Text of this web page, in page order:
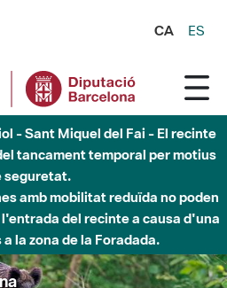
CA ES
- Sant Miquel del Fai - El recinte
tancament temporal per motius
seguretat.
amb mobilitat reduïda no poden
del recinte a causa d'una
la zona de la Foradada.